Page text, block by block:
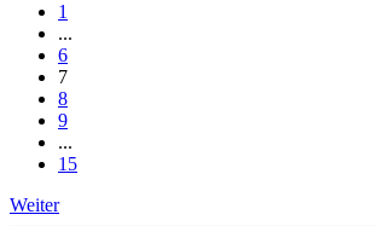
1
...
6
7
8
9
...
15
Weiter